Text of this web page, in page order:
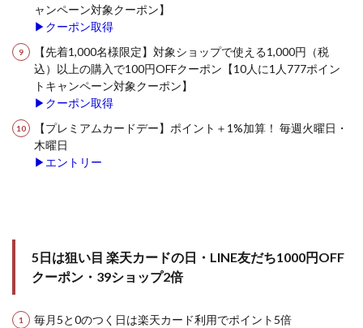
ャンペーン対象クーポン】
▶クーポン取得
【先着1,000名様限定】対象ショップで使える1,000円（税
込）以上の購入で100円OFFクーポン【10人に1人777ポイン
トキャンペーン対象クーポン】
▶クーポン取得
【プレミアムカードデー】ポイント＋1%加算！ 毎週火曜日・
木曜日
▶エントリー
5日は狙い目 楽天カードの日・LINE友だち1000円OFF
クーポン・39ショップ2倍
毎月5と0のつく日は楽天カード利用でポイント5倍